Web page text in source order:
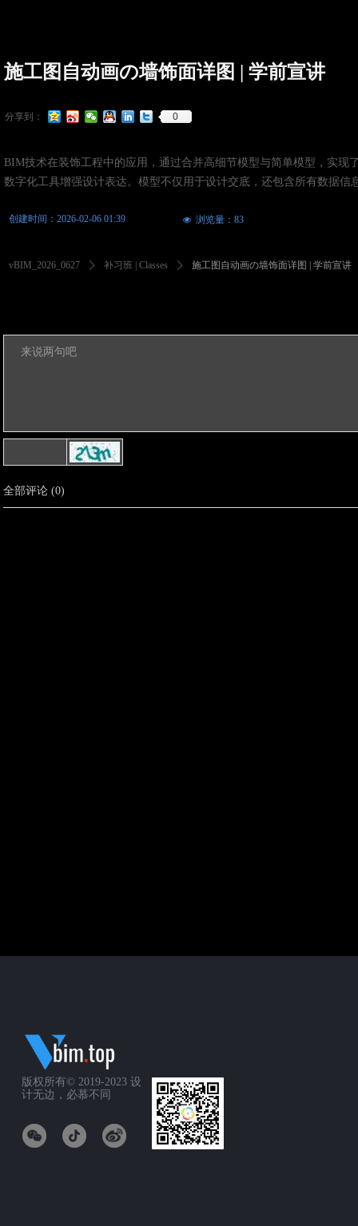
施工图自动画の墙饰面详图 | 学前宣讲
vBIM_2026_0627 ꄲ 补习班 | Classes ꄲ 施工图自动画の墙饰面详图 | 学前宣讲
BIM技术在装饰工程中的应用，通过合并高细节模型与简单模型，实
数字化工具增强设计表达。模型不仅用于设计交底，还包含所有数据
创建时间： 2026-02-06 01:39 넶 浏览量： 83
分享到： 0
全部评论 (0)
版权所有© 2019-2023 设
计无边，必慕不同